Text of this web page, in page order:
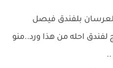
بلفندق فيصل
احله من هذا ورد..منو
..